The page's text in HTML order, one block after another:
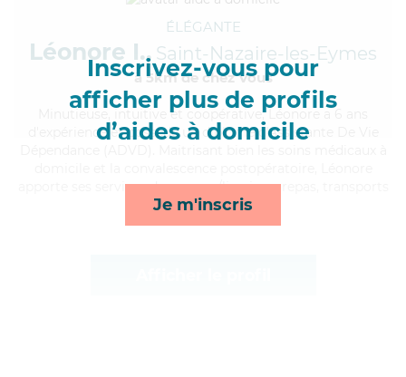
Inscrivez-vous pour
afficher plus de profils
d’aides à domicile
Je m'inscris
ÉLÉGANTE
Léonore I., Saint-Nazaire-les-Eymes
à 5km de chez Vous
, intuitive et coopérative, Léonore a 6 ans
d'expérience et possède un diplôme d'Assistante De Vie
apporte ses services de courses/livraison, repas, transports
et toilette/habillage*